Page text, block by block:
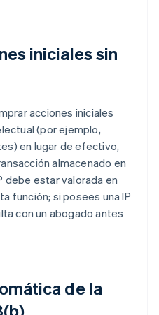
iniciales sin
acciones iniciales
(por ejemplo,
en lugar de efectivo,
almacenado en
debe estar valorada en
función; si posees una IP
con un abogado antes
de la